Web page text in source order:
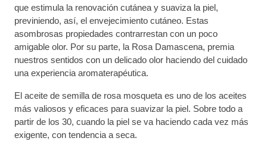
que estimula la renovación cutánea y suaviza la piel,
previniendo, así, el envejecimiento cutáneo. Estas
asombrosas propiedades contrarrestan con un poco
amigable olor. Por su parte, la Rosa Damascena, premia
nuestros sentidos con un delicado olor haciendo del cuidado
una experiencia aromaterapéutica.
El aceite de semilla de rosa mosqueta es uno de los aceites
más valiosos y eficaces para suavizar la piel. Sobre todo a
partir de los 30, cuando la piel se va haciendo cada vez más
exigente, con tendencia a seca.